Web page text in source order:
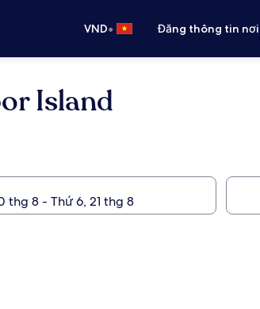
VND• Đăng thông tin
Island